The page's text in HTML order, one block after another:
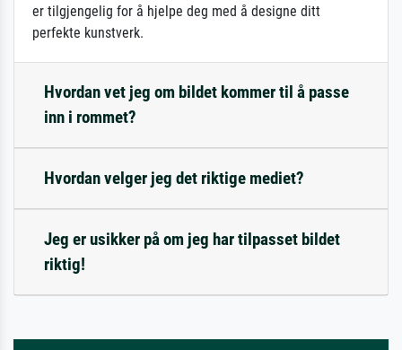
er tilgjengelig for å hjelpe deg med å designe ditt
perfekte kunstverk.
Hvordan vet jeg om bildet kommer til å passe
inn i rommet?
Hvordan velger jeg det riktige mediet?
Jeg er usikker på om jeg har tilpasset bildet
riktig!